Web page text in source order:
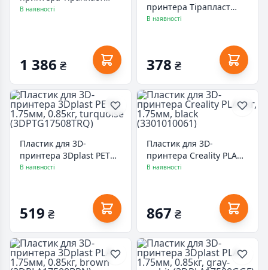
PETG 1.75мм, 3кг, white
В наявності
1 386 ₴
принтера Тірапласт
PETG 1.75мм, 0.75кг,
В наявності
378 ₴
Пластик для 3D-
принтера 3Dplast PETG
1.75мм, 0.85кг, turquoise
В наявності
519 ₴
Пластик для 3D-
принтера Creality PLA
1кг, 1.75мм, black
В наявності
867 ₴